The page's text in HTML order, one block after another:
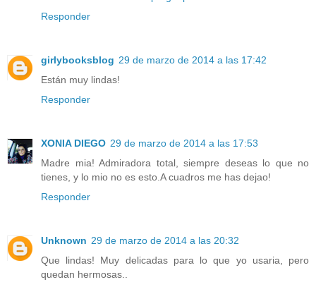
Responder
girlybooksblog 29 de marzo de 2014 a las 17:42
Están muy lindas!
Responder
XONIA DIEGO 29 de marzo de 2014 a las 17:53
Madre mia! Admiradora total, siempre deseas lo que no
tienes, y lo mio no es esto.A cuadros me has dejao!
Responder
Unknown 29 de marzo de 2014 a las 20:32
Que lindas! Muy delicadas para lo que yo usaria, pero
quedan hermosas..